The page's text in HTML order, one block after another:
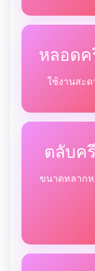
หลอดค
ใช้งานสะด
ตลับค
ขนาดหลาก